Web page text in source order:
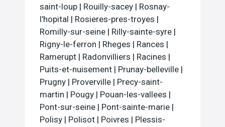
saint-loup | Rouilly-sacey | Rosnay-
l'hopital | Rosieres-pres-troyes |
Romilly-sur-seine | Rilly-sainte-syre |
Rigny-le-ferron | Rheges | Rances |
Ramerupt | Radonvilliers | Racines |
Puits-et-nuisement | Prunay-belleville |
Prugny | Proverville | Precy-saint-
martin | Pougy | Pouan-les-vallees |
Pont-sur-seine | Pont-sainte-marie |
Polisy | Polisot | Poivres | Plessis-